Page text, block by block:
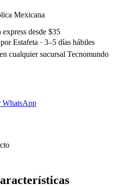
Mexicana
express desde $35
Estafeta · 3–5 días hábiles
en cualquier sucursal Tecnomundo
WhatsApp